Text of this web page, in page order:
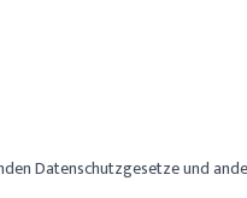
Datenschutzgesetze und